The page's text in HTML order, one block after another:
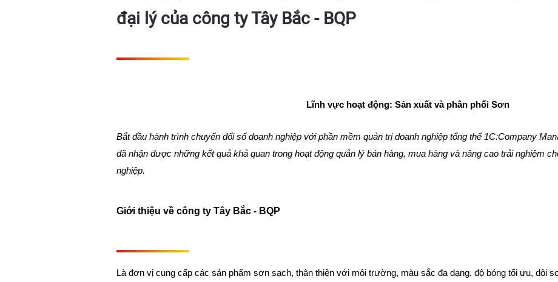
đại lý của công ty Tây Bắc - BQP
Lĩnh vực hoạt động: Sản xuất và phân phối Sơn
Bắt đầu hành trình chuyển đổi số doanh nghiệp với phần mềm quản trị doanh nghiệp tổng thể 1C:Company
đã nhận được những kết quả khả quan trong hoạt động quản lý bán hàng, mua hàng và nâng cao trải nghiệm
nghiệp.
Giới thiệu về công ty Tây Bắc - BQP
Là đơn vị cung cấp các sản phẩm sơn sạch, thân thiện với môi trường, màu sắc đa dạng, độ bóng tối ưu, dôi